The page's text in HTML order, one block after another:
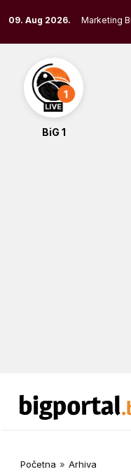
to
content
09. Aug 2026. Marketing
BiG 1
Početna » Arhiva